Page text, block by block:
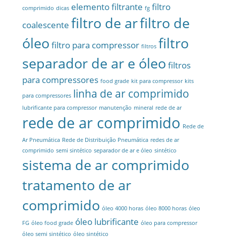
comprimido dicas elemento filtrante fg filtro
coalescente filtro de arfiltro de
óleo filtro para compressor filtros filtro
separador de ar e óleo filtros
para compressores food grade kit para compressor kits
para compressores linha de ar comprimido
lubrificante para compressor manutenção mineral rede de ar
rede de ar comprimido Rede de
Ar Pneumática Rede de Distribuição Pneumática redes de ar
comprimido semi sintético separador de ar e óleo sintético
sistema de ar comprimido
tratamento de ar
comprimido óleo 4000 horas óleo 8000 horas óleo
FG óleo food grade óleo lubrificante óleo para compressor
óleo semi sintético óleo sintético